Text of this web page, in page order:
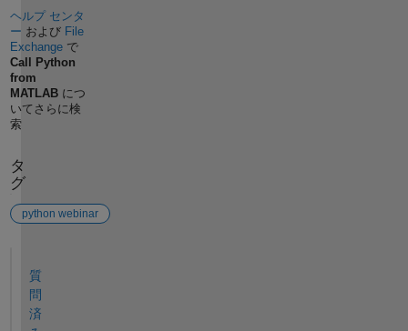
ヘルプ センタ
ー および File
Exchangeで
Call Python
from
MATLABにつ
いてさらに検
索
タ
グ
python webinar
質
問
済